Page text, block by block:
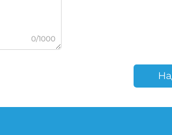
0/1000